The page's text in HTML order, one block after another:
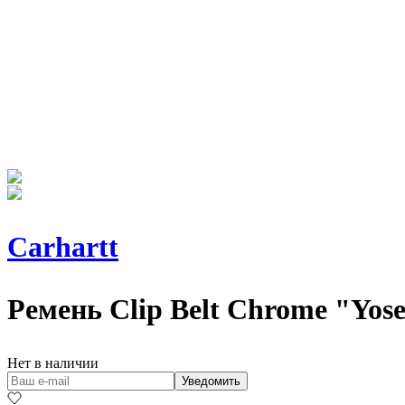
Carhartt
Ремень Clip Belt Chrome
Нет в наличии
Уведомить